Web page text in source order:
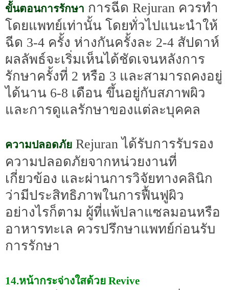
ขั้นตอนการรักษา การฉีด Rejuran ควรทำ
โดยแพทย์เท่านั้น โดยทั่วไปแนะนำให้
ฉีด 3-4 ครั้ง ห่างกันครั้งละ 2-4 สัปดาห์
ผลลัพธ์จะเริ่มเห็นได้ชัดเจนหลังการ
รักษาครั้งที่ 2 หรือ 3 และสามารถคงอยู่
ได้นาน 6-8 เดือน ขึ้นอยู่กับสภาพผิว
และการดูแลรักษาของแต่ละบุคคล
ความปลอดภัย Rejuran ได้รับการรับรอง
ความปลอดภัยจากหน่วยงานที่
เกี่ยวข้อง และผ่านการวิจัยทางคลินิก
ว่ามีประสิทธิภาพในการฟื้นฟูผิว
อย่างไรก็ตาม ผู้ที่แพ้ปลาแซลมอนหรือ
อาหารทะเล ควรปรึกษาแพทย์ก่อนรับ
การรักษา
14.หน้ากระจ่างใสด้วย Revive